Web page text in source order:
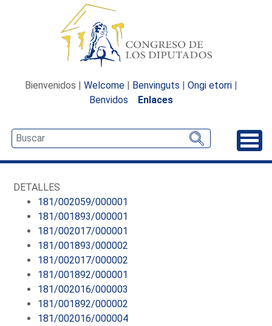
Bienvenidos | Welcome | Benvinguts | Ongi etorri |
Benvidos
Enlaces
DETALLES
181/002059/000001
181/001893/000001
181/002017/000001
181/001893/000002
181/002017/000002
181/001892/000001
181/002016/000003
181/001892/000002
181/002016/000004